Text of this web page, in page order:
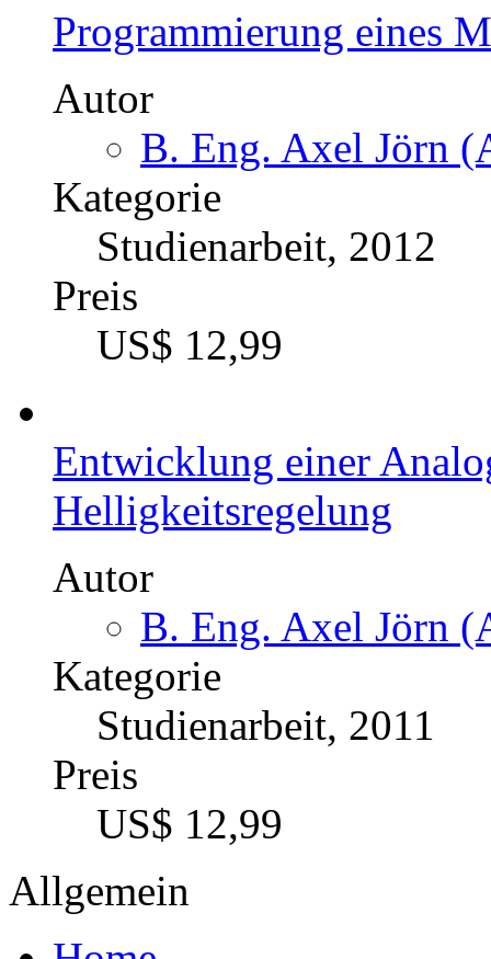
Programmierung eines
Autor
B. Eng. Axel Jörn
Kategorie
Studienarbeit, 2012
Preis
US$ 12,99
Entwicklung einer
Helligkeitsregelung
Autor
B. Eng. Axel Jörn
Kategorie
Studienarbeit, 2011
Preis
US$ 12,99
Allgemein